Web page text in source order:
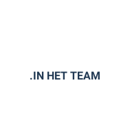
.IN HET TEAM